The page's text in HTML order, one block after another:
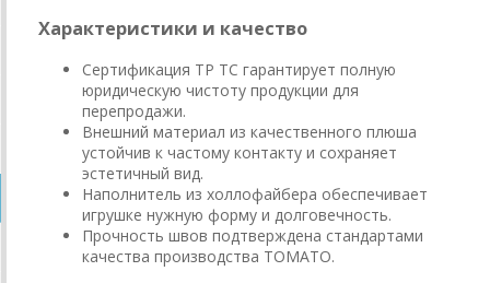
Характеристики и качество
Сертификация ТР ТС гарантирует полную
юридическую чистоту продукции для
перепродажи.
Внешний материал из качественного плюша
устойчив к частому контакту и сохраняет
эстетичный вид.
Наполнитель из холлофайбера обеспечивает
игрушке нужную форму и долговечность.
Прочность швов подтверждена стандартами
качества производства ТОМАТО.